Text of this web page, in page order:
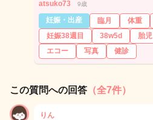
atsuko73 9歳
妊娠・出産 臨月 体重
妊娠38週目
38w5d 胎児
エコー
写真 健診
この質問への回答 （全7件）
りん